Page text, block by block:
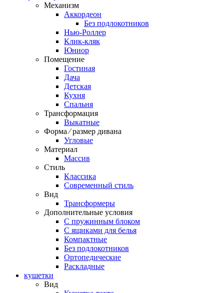
Механизм
Аккордеон
Без подлокотников
Нью-Роллер
Клик-кляк
Юниор
Помещение
Гостиная
Дача
Детская
Кухня
Спальня
Трансформация
Выкатные
Форма ⁄ размер дивана
Угловые
Материал
Массив
Стиль
Классика
Современный стиль
Вид
Трансформеры
Дополнительные условия
С пружинным блоком
С ящиками для белья
Компактные
Без подлокотников
Ортопедические
Раскладные
кушетки
Вид